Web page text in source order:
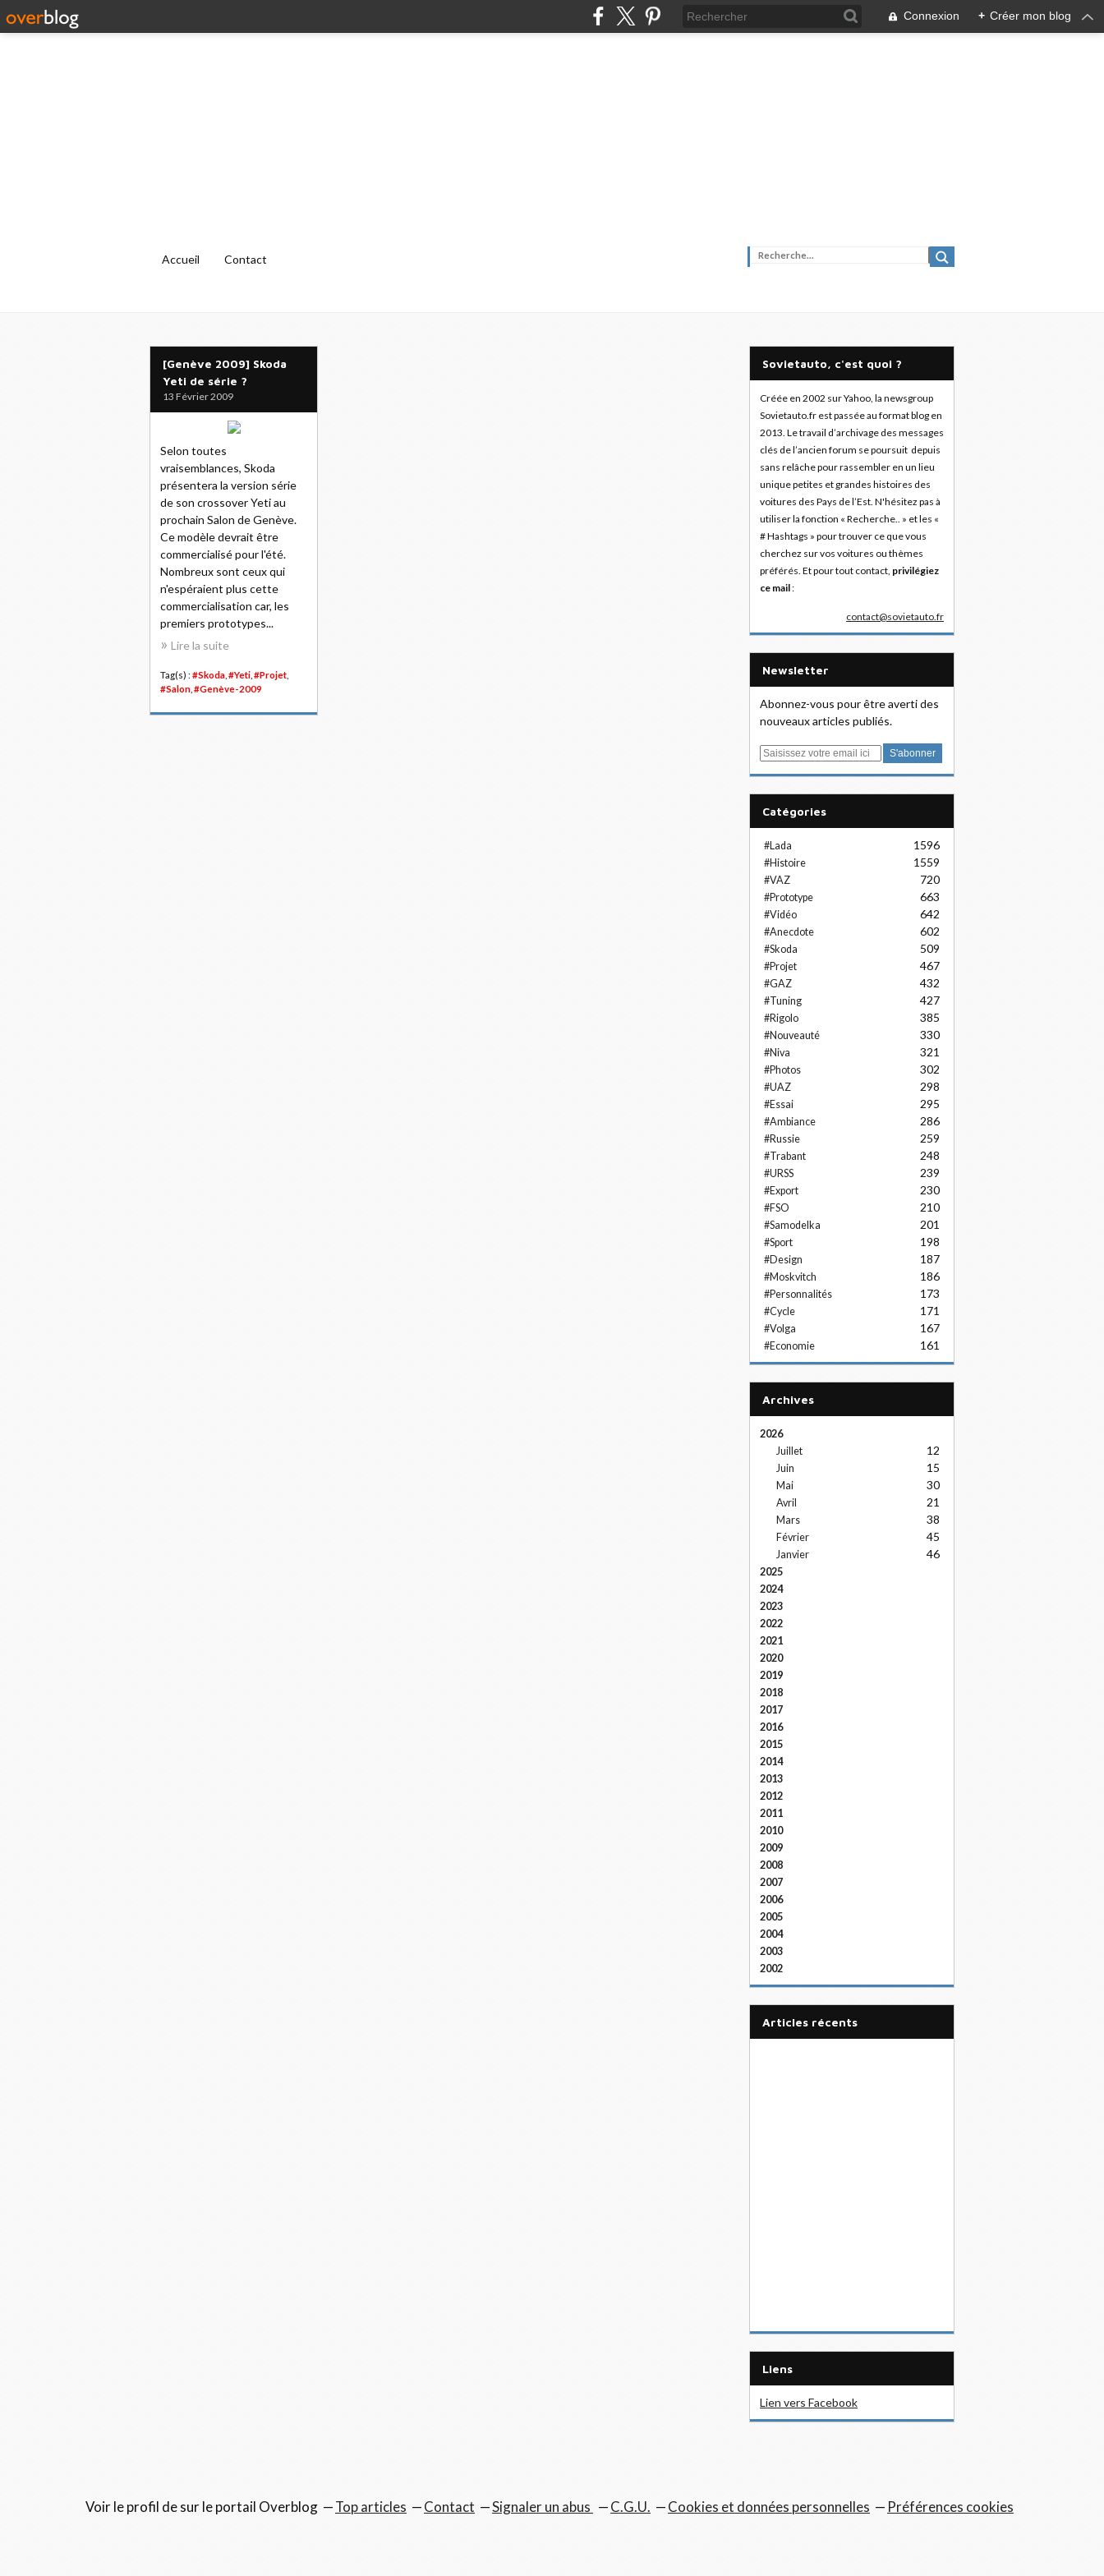
Connexion + Créer mon blog
Accueil Contact
[Genève 2009] Skoda
Yeti de série ?
13 Février 2009
Selon toutes
vraisemblances, Skoda
présentera la version série
de son crossover Yeti au
prochain Salon de Genève.
Ce modèle devrait être
commercialisé pour l'été.
Nombreux sont ceux qui
n'espéraient plus cette
commercialisation car, les
premiers prototypes...
Lire la suite
Tag(s) : #Skoda #Yeti #Projet
#Salon #Genève-2009
Sovietauto, c'est quoi ?
Créée en 2002 sur Yahoo, la newsgroup
Sovietauto.fr est passée au format blog en
2013. Le travail d’archivage des messages
clés de l’ancien forum se poursuit depuis
sans relâche pour rassembler en un lieu
unique petites et grandes histoires des
voitures des Pays de l’Est. N'hésitez pas à
utiliser la fonction « Recherche.. » et les «
# Hashtags » pour trouver ce que vous
cherchez sur vos voitures ou thèmes
préférés. Et pour tout contact, privilégiez
ce mail:
contact@sovietauto.fr
Newsletter
Abonnez-vous pour être averti des
nouveaux articles publiés.
E
Catégories
#Lada 1596
#Histoire 1559
#VAZ 720
#Prototype 663
#Vidéo 642
#Anecdote 602
#Skoda 509
#Projet 467
#GAZ 432
#Tuning 427
#Rigolo 385
#Nouveauté 330
#Niva 321
#Photos 302
#UAZ 298
#Essai 295
#Ambiance 286
#Russie 259
#Trabant 248
#URSS 239
#Export 230
#FSO 210
#Samodelka 201
#Sport 198
#Design 187
#Moskvitch 186
#Personnalités 173
#Cycle 171
#Volga 167
#Economie 161
Archives
2026
Juillet
12
Juin 15
Mai 30
Avril 21
Mars 38
Février 45
Janvier 46
2025
2024
2023
2022
2021
2020
2019
2018
2017
2016
2015
2014
2013
2012
2011
2010
2009
2008
2007
2006
2005
2004
2003
2002
articles récents
Liens
Lien vers Facebook
Voir le profil desur le portail Overblog Top articles Contact Signaler un abus C.G.U. Cookies et données personnelles Préférences cookies